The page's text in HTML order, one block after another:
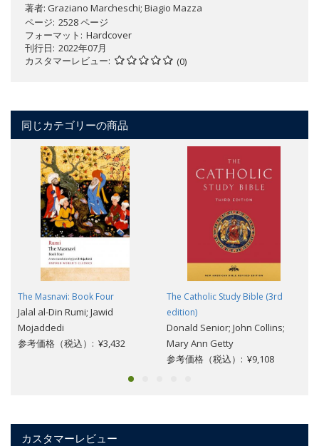
著者: Graziano Marcheschi; Biagio Mazza
ページ 2528 ページ
フォーマット
Hardcover
刊行日 2022年07月
カスタマーレビュー
(0)
同じカテゴリーの商品
The Masnavi: Book Four
Jalal al-Din Rumi; Jawid
Mojaddedi
参考価格（税込）: ¥3,432
The Catholic Study Bible (3rd
edition)
Donald Senior; John Collins;
Mary Ann Getty
参考価格（税込）: ¥9,108
カスタマーレビュー